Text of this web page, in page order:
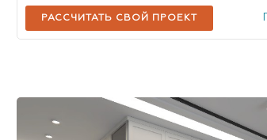
РАССЧИТАТЬ СВОЙ ПРОЕКТ